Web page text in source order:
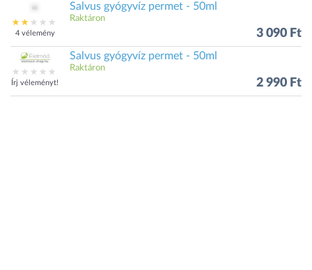
4 vélemény
Salvus gyógyvíz permet - 50ml
Raktáron
3 090 Ft
Írj véleményt!
Salvus gyógyvíz permet - 50ml
Raktáron
2 990 Ft